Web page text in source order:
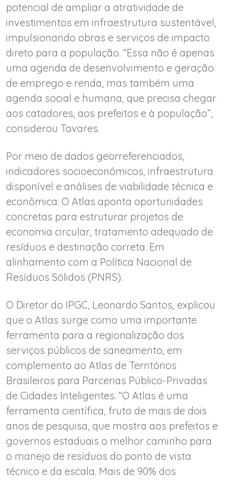
potencial de ampliar a atratividade de
investimentos em infraestrutura sustentável,
impulsionando obras e serviços de impacto
direto para a população. “Essa não é apenas
uma agenda de desenvolvimento e geração
de emprego e renda, mas também uma
agenda social e humana, que precisa chegar
aos catadores, aos prefeitos e à população”,
considerou Tavares.
Por meio de dados georreferenciados,
indicadores socioeconômicos, infraestrutura
disponível e análises de viabilidade técnica e
econômica. O Atlas aponta oportunidades
concretas para estruturar projetos de
economia circular, tratamento adequado de
resíduos e destinação correta. Em
alinhamento com a Política Nacional de
Resíduos Sólidos (PNRS).
O Diretor do IPGC, Leonardo Santos, explicou
que o Atlas surge como uma importante
ferramenta para a regionalização dos
serviços públicos de saneamento, em
complemento ao Atlas de Territórios
Brasileiros para Parcerias Público-Privadas
de Cidades Inteligentes. “O Atlas é uma
ferramenta científica, fruto de mais de dois
anos de pesquisa, que mostra aos prefeitos e
governos estaduais o melhor caminho para
o manejo de resíduos do ponto de vista
técnico e da escala. Mais de 90% dos